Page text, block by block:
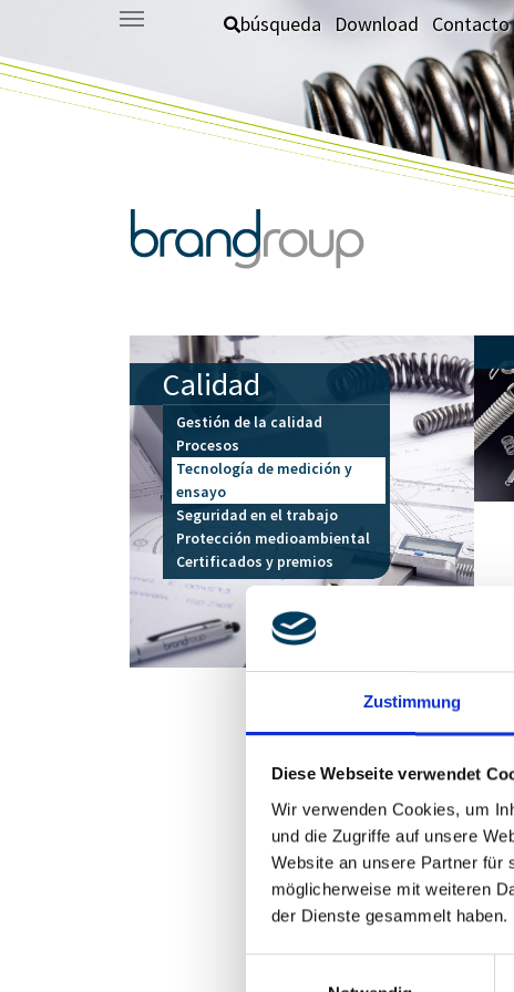
Zustimmung
Diese Webseite verwendet
Wir verwenden Cookies, um
und die Zugriffe auf unsere
Website an unsere Partner für
möglicherweise mit weiteren
der Dienste gesammelt haben.
Saltar al contenido principal búsqueda Download Contacto
Calidad
Gestión de la calidad
Procesos
Tecnología de medición y
ensayo
Seguridad en el trabajo
Protección medioambiental
Certificados y premios
Aplicaciones
precisión
Nuestro sistema CAQ
Para cumplir los